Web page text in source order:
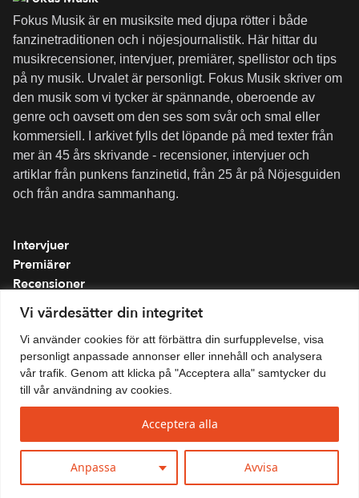
Vi värdesätter din integritet
Vi använder cookies för att förbättra din surfupplevelse, visa
personligt anpassade annonser eller innehåll och analysera
vår trafik. Genom att klicka på "Acceptera alla" samtycker du
till vår användning av cookies.
Anpassa Avvisa
Acceptera alla
Fokus Musik är en musiksite med djupa rötter i både
fanzinetraditionen och i nöjesjournalistik. Här hittar du
musikrecensioner, intervjuer, premiärer, spellistor och tips
på ny musik. Urvalet är personligt. Fokus Musik skriver om
den musik som vi tycker är spännande, oberoende av
genre och oavsett om den ses som svår och smal eller
kommersiell. I arkivet fylls det löpande på med texter från
mer än 45 års skrivande - recensioner, intervjuer och
artiklar från punkens fanzinetid, från 25 år på Nöjesguiden
och från andra sammanhang.
Intervjuer
Premiärer
Recensioner
Spellistor
Om folkmusik.se
Integritetspolicy
© 2026 Fokus Musik · All rights reserved